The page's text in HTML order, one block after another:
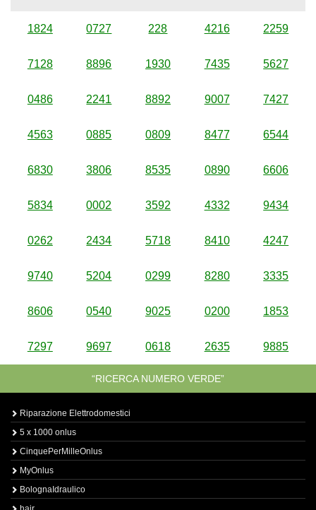
1824 0727 228 4216 2259
7128 8896 1930 7435 5627
0486 2241 8892 9007 7427
4563 0885 0809 8477 6544
6830 3806 8535 0890 6606
5834 0002 3592 4332 9434
0262 2434 5718 8410 4247
9740 5204 0299 8280 3335
8606 0540 9025 0200 1853
7297 9697 0618 2635 9885
“RICERCA NUMERO VERDE”
Riparazione Elettrodomestici
5 x 1000 onlus
CinquePerMilleOnlus
MyOnlus
BolognaIdraulico